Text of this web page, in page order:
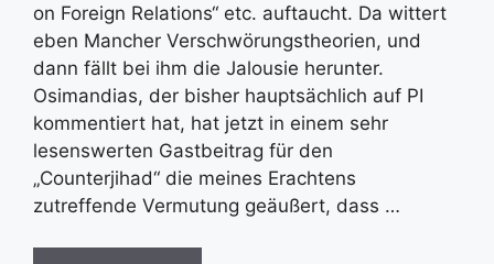
on Foreign Relations“ etc. auftaucht. Da wittert
eben Mancher Verschwörungstheorien, und
dann fällt bei ihm die Jalousie herunter.
Osimandias, der bisher hauptsächlich auf PI
kommentiert hat, hat jetzt in einem sehr
lesenswerten Gastbeitrag für den
„Counterjihad“ die meines Erachtens
zutreffende Vermutung geäußert, dass …